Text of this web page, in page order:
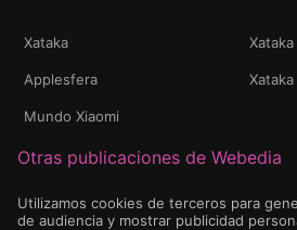
Xataka
Applesfera
Mundo Xiaomi
Otras publicaciones de Webedia
Utilizamos cookies de terceros para
de audiencia y mostrar publicidad